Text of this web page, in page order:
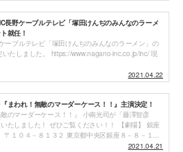
長野ケーブルテレビ「塚田けんぢのみんなのラーメ
就任！
ーブルテレビ「塚田けんぢのみんなのラーメン」の
たしました。 https://www.nagano-inc.co.jp/inc/ 現
2021.04.22
『まわれ！無敵のマーダーケース！！』主演決定！
のマーダーケース！！』 小南光司が「藤澤智彦
たしました！ ぜひご覧ください！！ 【劇場】 銀座
〒１０４－８１３２ 東京都中央区銀座８－８－１...
2021.04.21